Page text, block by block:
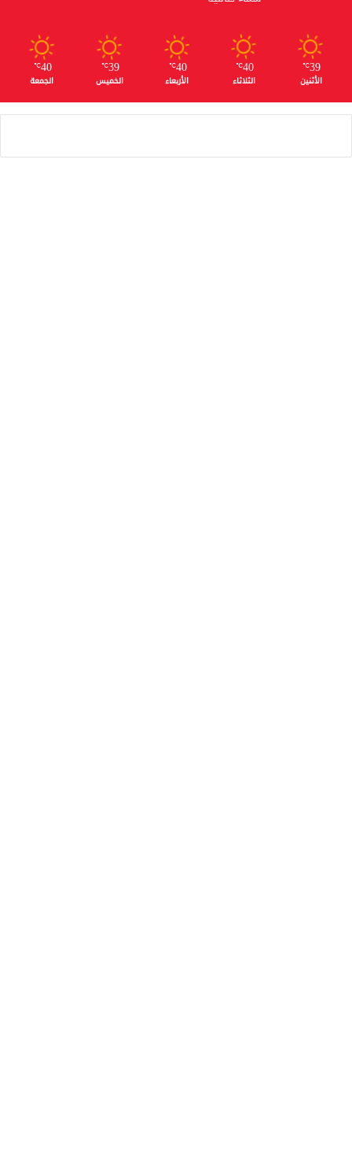
39
℃
الأثنين
40
℃
الثلاثاء
40
℃
الأربعاء
39
℃
الخميس
40
℃
الجمعة